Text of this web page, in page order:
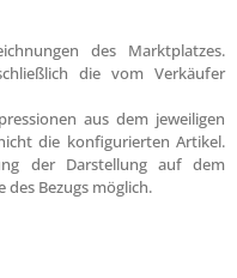
des Marktplatzes.
die vom Verkäufer
aus dem jeweiligen
die konfigurierten Artikel.
der Darstellung auf dem
des Bezugs möglich.